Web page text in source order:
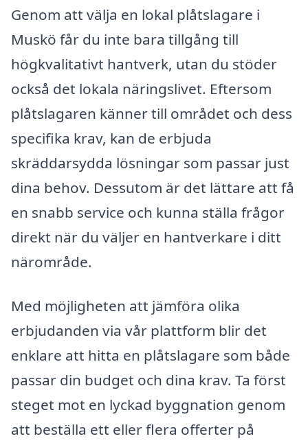
Genom att välja en lokal plåtslagare i
Muskö får du inte bara tillgång till
högkvalitativt hantverk, utan du stöder
också det lokala näringslivet. Eftersom
plåtslagaren känner till området och dess
specifika krav, kan de erbjuda
skräddarsydda lösningar som passar just
dina behov. Dessutom är det lättare att få
en snabb service och kunna ställa frågor
direkt när du väljer en hantverkare i ditt
närområde.
Med möjligheten att jämföra olika
erbjudanden via vår plattform blir det
enklare att hitta en plåtslagare som både
passar din budget och dina krav. Ta först
steget mot en lyckad byggnation genom
att beställa ett eller flera offerter på